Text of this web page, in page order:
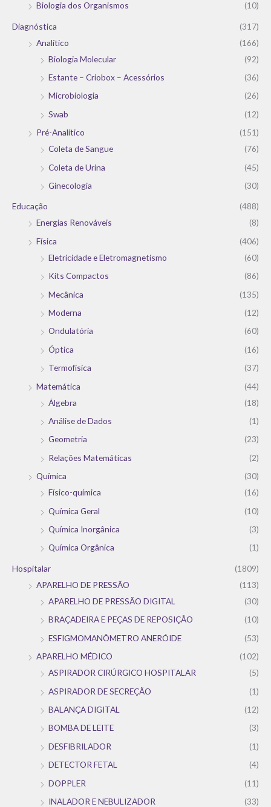
Biologia dos Organismos (10)
Diagnóstica
(317)
Analítico
(166)
Biologia Molecular
(92)
Estante – Criobox – Acessórios
(36)
Microbiologia
(26)
Swab
(12)
Pré-Analítico
(151)
Coleta de Sangue
(76)
Coleta de Urina
(45)
Ginecologia
(30)
Educação
(488)
Energias Renováveis
(8)
Física
(406)
Eletricidade e Eletromagnetismo
(60)
Kits Compactos
(86)
Mecânica
(135)
Moderna
(12)
Ondulatória
(60)
Óptica
(16)
Termofísica
(37)
Matemática
(44)
Álgebra
(18)
Análise de Dados
(1)
Geometria
(23)
Relações Matemáticas
(2)
Química
(30)
Físico-química
(16)
Química Geral
(10)
Química Inorgânica
(3)
Química Orgânica
(1)
Hospitalar
(1809)
APARELHO DE PRESSÃO
(113)
APARELHO DE PRESSÃO DIGITAL
(30)
BRAÇADEIRA E PEÇAS DE REPOSIÇÃO
(10)
ESFIGMOMANÔMETRO ANERÓIDE
(53)
APARELHO MÉDICO
(102)
ASPIRADOR CIRÚRGICO HOSPITALAR
(5)
ASPIRADOR DE SECREÇÃO
(1)
BALANÇA DIGITAL
(12)
BOMBA DE LEITE
(3)
DESFIBRILADOR
(1)
DETECTOR FETAL
(4)
DOPPLER
(11)
INALADOR E NEBULIZADOR
(33)